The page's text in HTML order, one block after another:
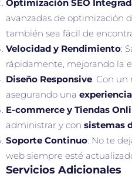
Optimización SEO
avanzadas de optimización
también sea fácil de
Velocidad y Rendimiento:
rápidamente, mejorando la
Diseño Responsive: Con
asegurando una
E-commerce y Tiendas
administrar y con sistemas
Soporte Continuo: No te
web siempre esté
Servicios Adicionales